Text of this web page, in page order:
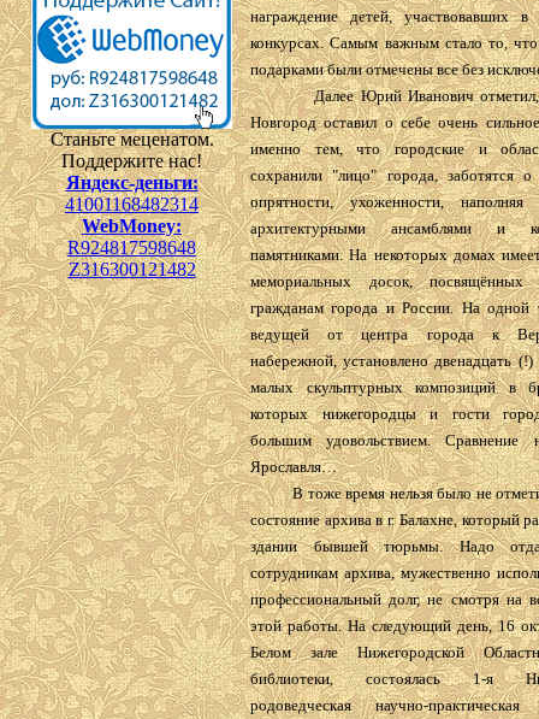
Станьте меценатом.
Поддержите нас!
Яндекс-деньги:
41001168482314
WebMoney:
R924817598648
Z316300121482
награждение детей, участвовавших в
конкурсах. Самым важным стало то,
подарками были отмечены все без
Далее Юрий Иванович отметил,
Новгород оставил о себе очень
именно тем, что городские и
сохранили "лицо" города, заботятся о
опрятности, ухоженности, наполняя
архитектурными ансамблями и
памятниками. На некоторых домах
мемориальных досок, посвящённых
гражданам города и России. На одной
ведущей от центра города к
набережной, установлено двенадцать (!)
малых скульптурных композиций в
которых нижегородцы и гости
большим удовольствием. Сравнение
Ярославля…
В тоже время нельзя было не
состояние архива в г. Балахне, который
здании бывшей тюрьмы. Надо
сотрудникам архива, мужественно
профессиональный долг, не смотря на
этой работы. На следующий день, 16
Белом зале Нижегородской
библиотеки, состоялась 1-я
родоведческая научно-практическая